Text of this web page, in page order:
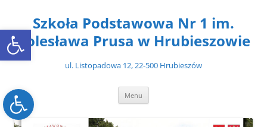
Open toolbar
Open toolbar
treściSzkoła Podstawowa Nr 1 im.
Bolesława Prusa w Hrubieszowie
ul. Listopadowa 12, 22-500 Hrubieszów
Menu